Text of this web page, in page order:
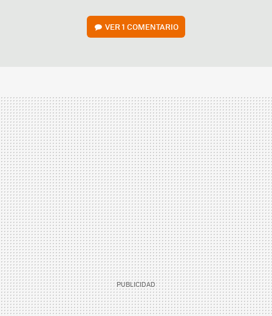
VER1 COMENTARIO